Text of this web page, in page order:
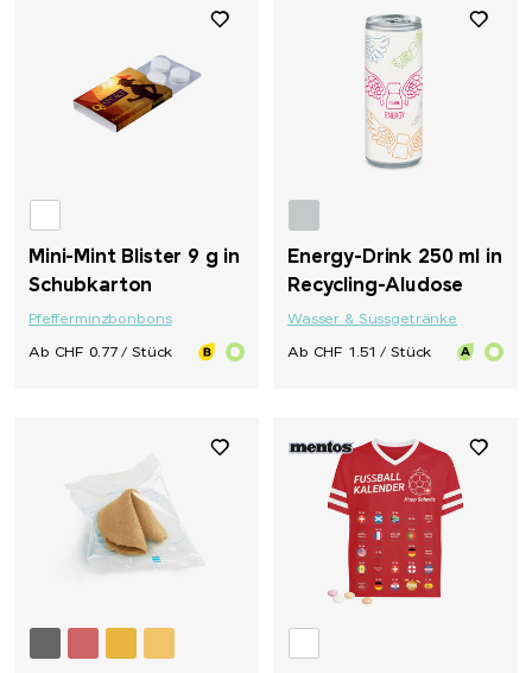
Mini-Mint Blister 9 g in
Schubkarton
Pfefferminzbonbons
Ab CHF 0.77 / Stück
Energy-Drink 250 ml in
Recycling-Aludose
Wasser & Süssgetränke
Ab CHF 1.51 / Stück